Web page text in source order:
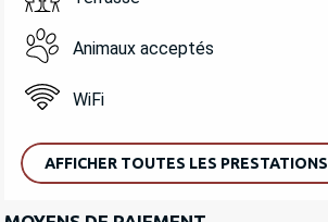
Animaux acceptés
WiFi
AFFICHER TOUTES LES PRESTATIONS